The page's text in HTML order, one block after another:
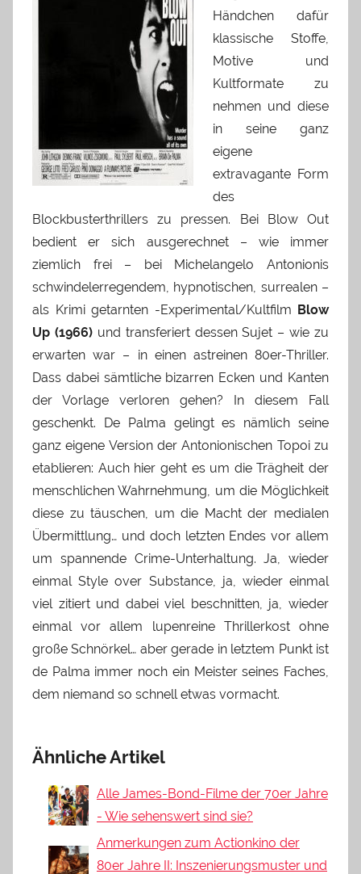
Händchen dafür
klassische Stoffe,
Motive und
Kultformate zu
nehmen und diese
in seine ganz
eigene
extravagante Form
des
Blockbusterthrillers zu pressen. Bei Blow Out
bedient er sich ausgerechnet – wie immer
ziemlich frei – bei Michelangelo Antonionis
schwindelerregendem, hypnotischen, surrealen –
als Krimi getarnten -Experimental/Kultfilm Blow
Up (1966)und transferiert dessen Sujet – wie zu
erwarten war – in einen astreinen 80er-Thriller.
Dass dabei sämtliche bizarren Ecken und Kanten
der Vorlage verloren gehen? In diesem Fall
geschenkt. De Palma gelingt es nämlich seine
ganz eigene Version der Antonionischen Topoi zu
etablieren: Auch hier geht es um die Trägheit der
menschlichen Wahrnehmung, um die Möglichkeit
diese zu täuschen, um die Macht der medialen
Übermittlung… und doch letzten Endes vor allem
um spannende Crime-Unterhaltung. Ja, wieder
einmal Style over Substance, ja, wieder einmal
viel zitiert und dabei viel beschnitten, ja, wieder
einmal vor allem lupenreine Thrillerkost ohne
große Schnörkel… aber gerade in letztem Punkt ist
de Palma immer noch ein Meister seines Faches,
dem niemand so schnell etwas vormacht.
Ähnliche Artikel
Alle James-Bond-Filme der 70er Jahre
- Wie sehenswert sind sie?
Anmerkungen zum Actionkino der
80er Jahre II: Inszenierungsmuster und